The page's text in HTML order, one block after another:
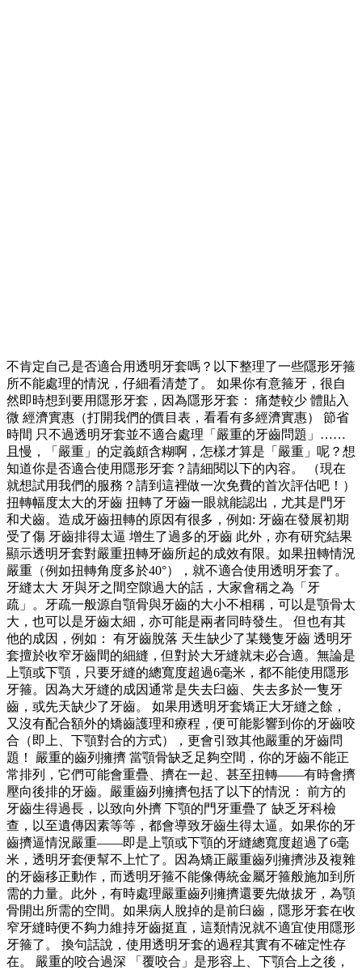
不肯定自己是否適合用透明牙套嗎？以下整理了一些隱形牙箍
所不能處理的情況，仔細看清楚了。 如果你有意箍牙，很自
然即時想到要用隱形牙套，因為隱形牙套： 痛楚較少 體貼入
微 經濟實惠（打開我們的價目表，看看有多經濟實惠） 節省
時間 只不過透明牙套並不適合處理「嚴重的牙齒問題」……
且慢，「嚴重」的定義頗含糊啊，怎樣才算是「嚴重」呢？想
知道你是否適合使用隱形牙套？請細閱以下的內容。 （現在
就想試用我們的服務？請到這裡做一次免費的首次評估吧！）
扭轉幅度太大的牙齒 扭轉了牙齒一眼就能認出，尤其是門牙
和犬齒。造成牙齒扭轉的原因有很多，例如: 牙齒在發展初期
受了傷 牙齒排得太逼 增生了過多的牙齒 此外，亦有研究結果
顯示透明牙套對嚴重扭轉牙齒所起的成效有限。如果扭轉情況
嚴重（例如扭轉角度多於40°），就不適合使用透明牙套了。
牙縫太大 牙與牙之間空隙過大的話，大家會稱之為「牙
疏」。牙疏一般源自顎骨與牙齒的大小不相稱，可以是顎骨太
大，也可以是牙齒太細，亦可能是兩者同時發生。 但也有其
他的成因，例如： 有牙齒脫落 天生缺少了某幾隻牙齒 透明牙
套擅於收窄牙齒間的細縫，但對於大牙縫就未必合適。無論是
上顎或下顎，只要牙縫的總寬度超過6毫米，都不能使用隱形
牙箍。因為大牙縫的成因通常是失去臼齒、失去多於一隻牙
齒，或先天缺少了牙齒。 如果用透明牙套矯正大牙縫之餘，
又沒有配合額外的矯齒護理和療程，便可能影響到你的牙齒咬
合（即上、下顎對合的方式），更會引致其他嚴重的牙齒問
題！ 嚴重的齒列擁擠 當顎骨缺乏足夠空間，你的牙齒不能正
常排列，它們可能會重疊、擠在一起、甚至扭轉——有時會擠
壓向後排的牙齒。嚴重齒列擁擠包括了以下的情況： 前方的
牙齒生得過長，以致向外擠 下顎的門牙重疊了 缺乏牙科檢
查，以至遺傳因素等等，都會導致牙齒生得太逼。如果你的牙
齒擠逼情況嚴重——即是上顎或下顎的牙縫總寬度超過了6毫
米，透明牙套便幫不上忙了。因為矯正嚴重齒列擁擠涉及複雜
的牙齒移正動作，而透明牙箍不能像傳統金屬牙箍般施加到所
需的力量。此外，有時處理嚴重齒列擁擠還要先做拔牙，為顎
骨開出所需的空間。如果病人脫掉的是前臼齒，隱形牙套在收
窄牙縫時便不夠力維持牙齒挺直，這類情況就不適宜使用隱形
牙箍了。 換句話說，使用透明牙套的過程其實有不確定性存
在。 嚴重的咬合過深 「覆咬合」是形容上、下顎合上之後，